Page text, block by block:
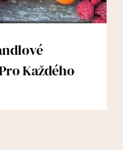
Každého